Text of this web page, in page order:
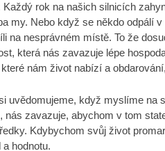
Každý rok na našich silnicích
my. Nebo když se někdo odpálí
na nesprávném místě. To že
která nás zavazuje lépe
nám život nabízí a
uvědomujeme, když myslíme na
nás zavazuje, abychom v tom
Kdybychom svůj život
hodnotu.